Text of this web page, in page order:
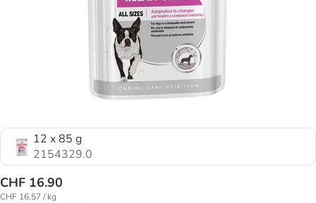
12 x 85 g
2154329.0
CHF 16.90
CHF 16.57 / kg